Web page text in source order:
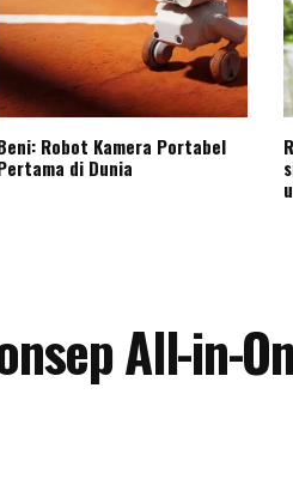
Robot Kamera Portabel
di Dunia
All-in-